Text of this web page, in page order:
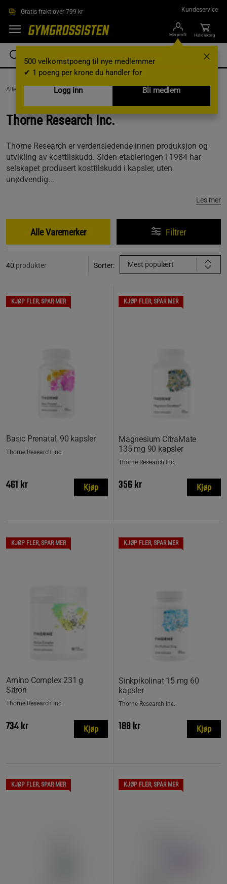
Gratis frakt over 799 kr Kundeservice
Min profil
500 velkomstpoeng til nye medlemmer
✔ 1 poeng per krone du handler for
Logg inn
Bli medlem
Handlekorg
AlleVaremerker / Thorne Research Inc.
Thorne Research Inc.
Thorne Research er verdensledende innen produksjon og
utvikling av kosttilskudd. Siden etableringen i 1984 har
selskapet produsert kosttilskudd i kapsler, uten
unødvendig...
Les mer
Alle Varemerker Filtrer
40 produkter Sorter: Mest populært
KJØP FLER, SPAR MER
Basic Prenatal, 90 kapsler
Thorne Research Inc.
461 kr Kjøp
KJØP FLER, SPAR MER
Magnesium CitraMate
135 mg 90 kapsler
Thorne Research Inc.
356 kr Kjøp
KJØP FLER, SPAR MER
Amino Complex 231 g
Sitron
Thorne Research Inc.
734 kr Kjøp
KJØP FLER, SPAR MER
Sinkpikolinat 15 mg 60
kapsler
Thorne Research Inc.
188 kr Kjøp
KJØP FLER, SPAR MER KJØP FLER, SPAR MER